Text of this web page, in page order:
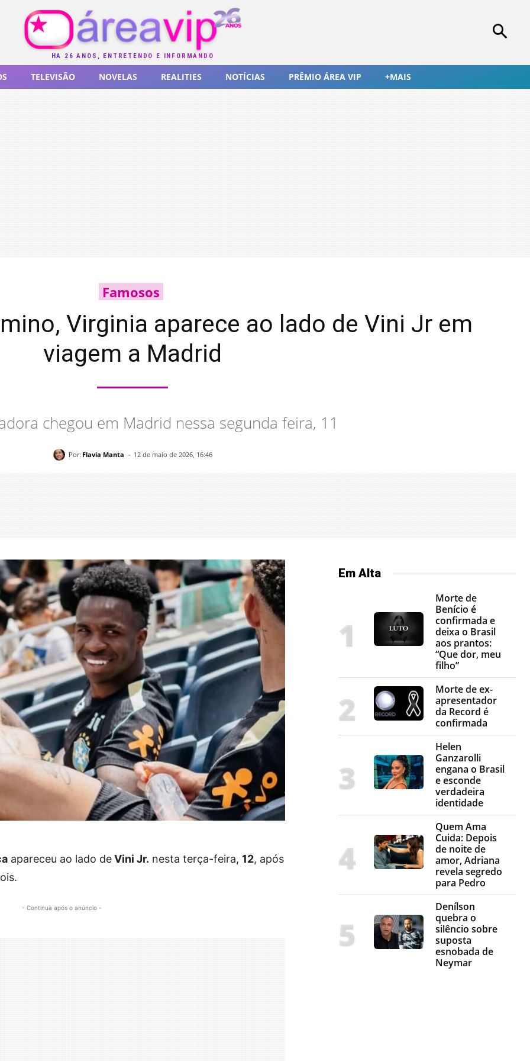
HÁ 26 ANOS, ENTRETENDO E INFORMANDO
TELEVISÃO NOVELAS REALITIES NOTÍCIAS PRÊMIO ÁREA VIP +MAIS
Famosos
Virginia aparece ao lado de Vini Jr em
viagem a Madrid
chegou em Madrid nessa segunda feira, 11
Por: Flavia Manta - 12 de maio de 2026, 16:46
apareceu ao lado deVini Jr. nesta terça-feira, 12, após
- Continua após o anúncio -
Em Alta
Morte de
Benício é
confirmada e
deixa o Brasil
aos prantos:
“Que dor, meu
filho”
Morte de ex-
apresentador
da Record é
confirmada
Helen
Ganzarolli
engana o Brasil
e esconde
verdadeira
identidade
Quem Ama
Cuida: Depois
de noite de
amor, Adriana
revela segredo
para Pedro
Denílson
quebra o
silêncio sobre
suposta
esnobada de
Neymar